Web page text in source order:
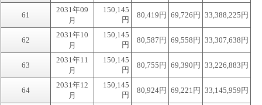
61
2031年09
月
150,145
円
80,419円 69,726円 33,388,225円
62
2031年10
月
150,145
円
80,587円 69,558円 33,307,638円
63
2031年11
月
150,145
円
80,755円 69,390円 33,226,883円
64
2031年12
月
150,145
円
80,924円 69,221円 33,145,959円